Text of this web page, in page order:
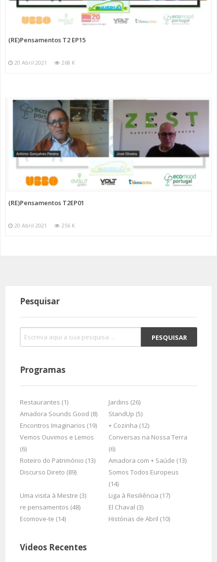
(RE)Pensamentos T2 EP15
20 Abril 2021 268 K
(RE)Pensamentos T2EP01
20 Abril 2021 256 K
Pesquisar
Programas
Restaurantes (1)
Jardins (26)
Amadora Sounds Good (8)
StandUp (5)
Encontros Imaginarios (19)
+ Cozinha (12)
Vemos Ouvimos e Lemos
(6)
Conversas na Nossa Terra
(6)
Roteiro do Património (13)
Amadora com + Saúde (13)
Discurso Direto (89)
Somos Todos Europeus
(14)
Uma visita à Mestre (3)
Liga à Resiliência (17)
re pensamentos (48)
El Chaval (3)
Ecomove-te (14)
Histórias de Abril (10)
Videos Recentes